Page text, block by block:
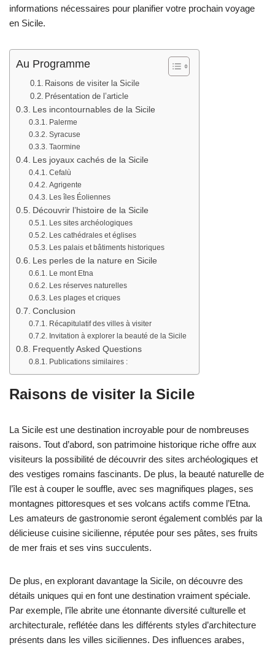
informations nécessaires pour planifier votre prochain voyage
en Sicile.
Au Programme
Raisons de visiter la Sicile
Présentation de l’article
Les incontournables de la Sicile
Palerme
Syracuse
Taormine
Les joyaux cachés de la Sicile
Cefalù
Agrigente
Les îles Éoliennes
Découvrir l’histoire de la Sicile
Les sites archéologiques
Les cathédrales et églises
Les palais et bâtiments historiques
Les perles de la nature en Sicile
Le mont Etna
Les réserves naturelles
Les plages et criques
Conclusion
Récapitulatif des villes à visiter
Invitation à explorer la beauté de la Sicile
Frequently Asked Questions
Publications similaires :
Raisons de visiter la Sicile
La Sicile est une destination incroyable pour de nombreuses
raisons. Tout d’abord, son patrimoine historique riche offre aux
visiteurs la possibilité de découvrir des sites archéologiques et
des vestiges romains fascinants. De plus, la beauté naturelle de
l’île est à couper le souffle, avec ses magnifiques plages, ses
montagnes pittoresques et ses volcans actifs comme l’Etna.
Les amateurs de gastronomie seront également comblés par la
délicieuse cuisine sicilienne, réputée pour ses pâtes, ses fruits
de mer frais et ses vins succulents.
De plus, en explorant davantage la Sicile, on découvre des
détails uniques qui en font une destination vraiment spéciale.
Par exemple, l’île abrite une étonnante diversité culturelle et
architecturale, reflétée dans les différents styles d’architecture
présents dans les villes siciliennes. Des influences arabes,